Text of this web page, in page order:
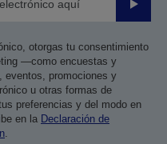
Enviar
otorgas tu consentimiento
—como encuestas y
eventos, promociones y
u otras formas de
preferencias y del modo en
en la Declaración de
.